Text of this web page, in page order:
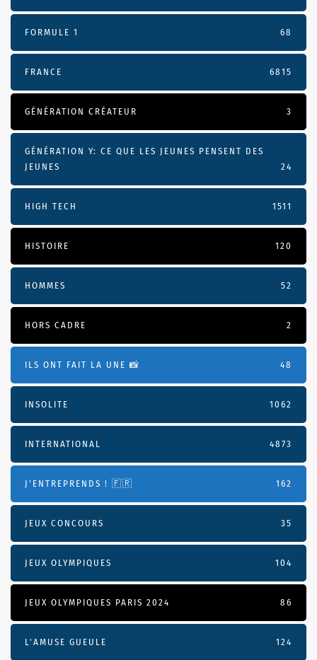
FORMULE 1 68
FRANCE 6815
GÉNÉRATION CRÉATEUR 3
GÉNÉRATION Y: CE QUE LES JEUNES PENSENT DES
JEUNES
24
HIGH TECH 1511
HISTOIRE 120
HOMMES 52
HORS CADRE 2
ILS ONT FAIT LA UNE 📸 48
INSOLITE 1062
INTERNATIONAL 4873
J'ENTREPRENDS ! 🇫🇷 162
JEUX CONCOURS 35
JEUX OLYMPIQUES 104
JEUX OLYMPIQUES PARIS 2024 86
L'AMUSE GUEULE 124